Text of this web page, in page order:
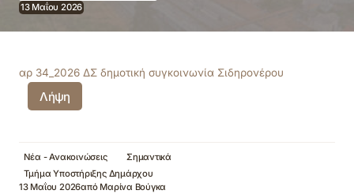
13 Μαΐου 2026
αρ 34_2026 ΔΣ δημοτική συγκοινωνία Σιδηρονέρου
Λήψη
Νέα - Ανακοινώσεις
Σημαντικά
Τμήμα Υποστήριξης Δημάρχου
13 Μαΐου 2026από Μαρίνα Βούγκα